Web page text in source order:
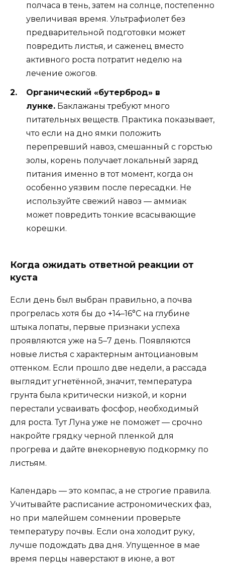
полчаса в тень, затем на солнце, постепенно
увеличивая время. Ультрафиолет без
предварительной подготовки может
повредить листья, и саженец вместо
активного роста потратит неделю на
лечение ожогов.
Органический «бутерброд» в
лунке. Баклажаны требуют много
питательных веществ. Практика показывает,
что если на дно ямки положить
перепревший навоз, смешанный с горстью
золы, корень получает локальный заряд
питания именно в тот момент, когда он
особенно уязвим после пересадки. Не
используйте свежий навоз — аммиак
может повредить тонкие всасывающие
корешки.
Когда ожидать ответной реакции от
куста
Если день был выбран правильно, а почва
прогрелась хотя бы до +14–16°C на глубине
штыка лопаты, первые признаки успеха
проявляются уже на 5–7 день. Появляются
новые листья с характерным антоциановым
оттенком. Если прошло две недели, а рассада
выглядит угнетённой, значит, температура
грунта была критически низкой, и корни
перестали усваивать фосфор, необходимый
для роста. Тут Луна уже не поможет — срочно
накройте грядку черной пленкой для
прогрева и дайте внекорневую подкормку по
листьям.
Календарь — это компас, а не строгие правила.
Учитывайте расписание астрономических фаз,
но при малейшем сомнении проверьте
температуру почвы. Если она холодит руку,
лучше подождать два дня. Упущенное в мае
время перцы наверстают в июне, а вот